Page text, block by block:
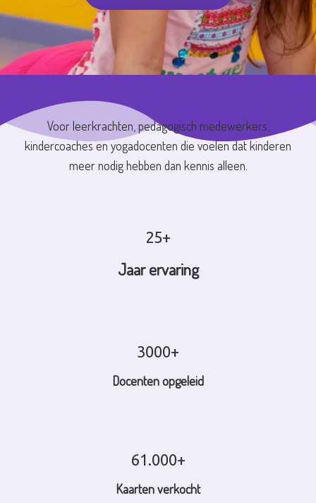
Voor leerkrachten, pedagogisch medewerkers,
kindercoaches en yogadocenten die voelen dat kinderen
meer nodig hebben dan kennis alleen.
25+
Jaar ervaring
3000+
Docenten opgeleid
61.000+
Kaarten verkocht